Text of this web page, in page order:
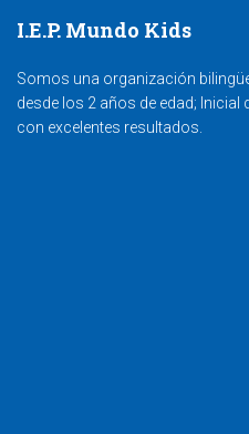
I.E.P. Mundo Kids
Somos una organización
desde los 2 años de edad; Inicial
con excelentes resultados.